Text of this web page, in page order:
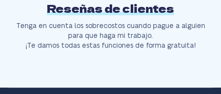
Reseñas de clientes
Tenga en cuenta los sobrecostos cuando pague a alguien
para que haga mi trabajo.
¡Te damos todas estas funciones de forma gratuita!